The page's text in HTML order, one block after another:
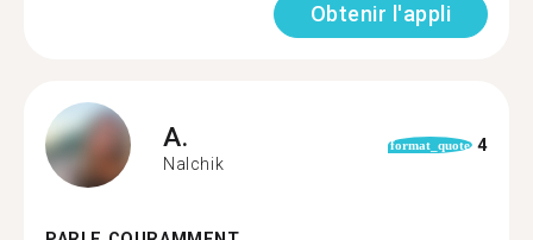
Obtenir l'appli
A.
Nalchik
format_quote 4